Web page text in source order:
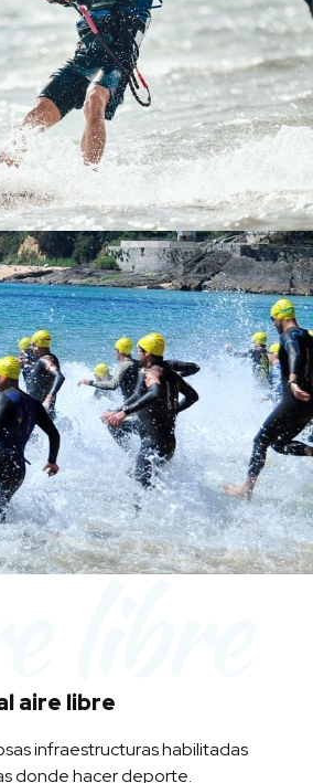
libre
aire libre
infraestructuras habilitadas
donde hacer deporte.